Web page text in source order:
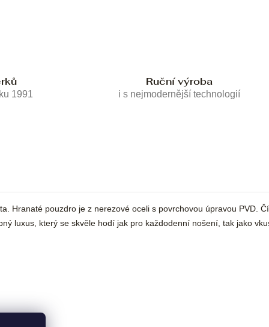
1991
Ruční výroba
i s nejmodernější technologií
pouzdro je z nerezové oceli s povrchovou úpravou PVD.
luxus, který se skvěle hodí jak pro každodenní nošení, tak jako